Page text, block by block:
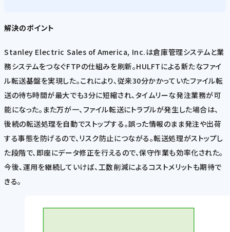
解決のポイント
Stanley Electric Sales of America, Inc.は倉庫管理システムと業
務システムをつなぐFTPの仕組みを刷新。HULFTによる新たなファイ
ル転送基盤を実現した。これにより、従来30分かかっていたファイル転
送の待ち時間が最大でも3分に短縮され、タイムリーな発注業務が可
能になった。また万が一、ファイル転送にトラブルが発生した場合は、
後続の転送処理を自動でストップする。誤った情報のまま発注や出荷
する事態を防げるので、リスク防止につながる。転送処理がストップし
た段階で、即座にデータ修正を行えるので、保守作業も効率化された。
今後、運用を継続していけば、工数削減によるコストメリットも期待で
きる。